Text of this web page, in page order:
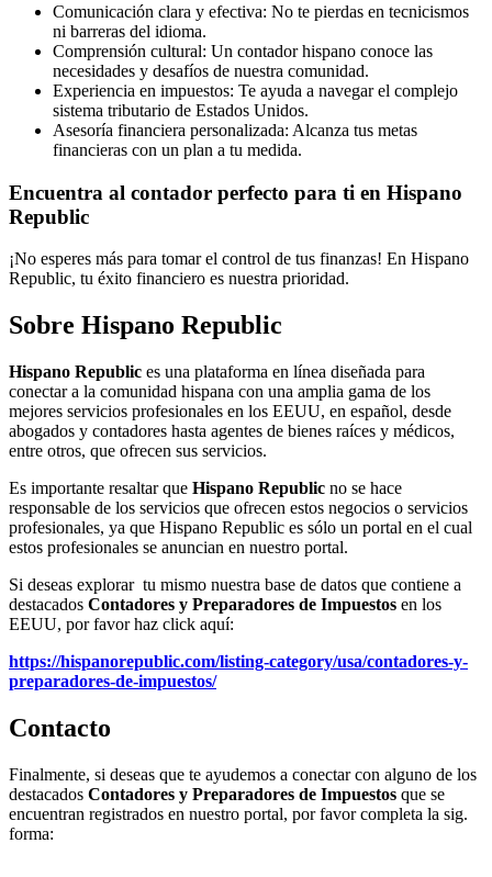
Comunicación clara y efectiva: No te pierdas en tecnicismos
ni barreras del idioma.
Comprensión cultural: Un contador hispano conoce las
necesidades y desafíos de nuestra comunidad.
Experiencia en impuestos: Te ayuda a navegar el complejo
sistema tributario de Estados Unidos.
Asesoría financiera personalizada: Alcanza tus metas
financieras con un plan a tu medida.
Encuentra al contador perfecto para ti en Hispano
Republic
¡No esperes más para tomar el control de tus finanzas! En Hispano
Republic, tu éxito financiero es nuestra prioridad.
Sobre Hispano Republic
Hispano Republic es una plataforma en línea diseñada para
conectar a la comunidad hispana con una amplia gama de los
mejores servicios profesionales en los EEUU, en español, desde
abogados y contadores hasta agentes de bienes raíces y médicos,
entre otros, que ofrecen sus servicios.
Es importante resaltar que Hispano Republic no se hace
responsable de los servicios que ofrecen estos negocios o servicios
profesionales, ya que Hispano Republic es sólo un portal en el cual
estos profesionales se anuncian en nuestro portal.
Si deseas explorar tu mismo nuestra base de datos que contiene a
destacados Contadores y Preparadores de Impuestos en los
EEUU, por favor haz click aquí:
https://hispanorepublic.com/listing-category/usa/contadores-y-
preparadores-de-impuestos/
Contacto
Finalmente, si deseas que te ayudemos a conectar con alguno de los
destacados Contadores y Preparadores de Impuestos que se
encuentran registrados en nuestro portal, por favor completa la sig.
forma: